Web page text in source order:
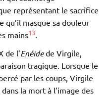
représentant le sacrifice
qu’il masque sa douleur
mains13.
de l’Enéidede Virgile,
tragique. Lorsque le
par les coups, Virgile
la mort à l’image des